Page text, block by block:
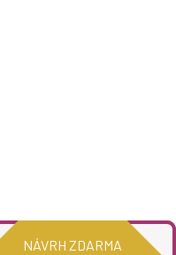
NÁVRH ZDARMA